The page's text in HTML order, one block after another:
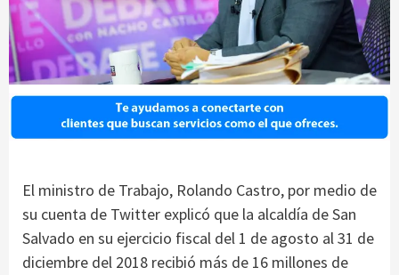
El ministro de Trabajo, Rolando Castro, por medio de
su cuenta de Twitter explicó que la alcaldía de San
Salvado en su ejercicio fiscal del 1 de agosto al 31 de
diciembre del 2018 recibió más de 16 millones de